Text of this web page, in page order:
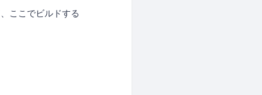
ここでビルドする